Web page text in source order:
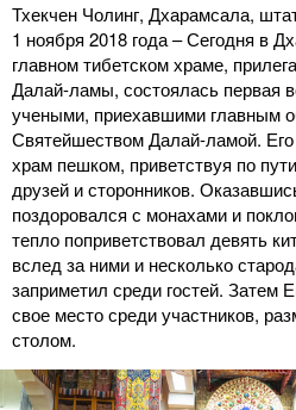
Тхекчен Чолинг, Дхарамсала,
1 ноября 2018 года – Сегодня в
главном тибетском храме,
Далай-ламы, состоялась первая
учеными, приехавшими главным
Святейшеством Далай-ламой.
храм пешком, приветствуя по
друзей и сторонников.
поздоровался с монахами и
тепло поприветствовал девять
вслед за ними и несколько
заприметил среди гостей. Затем
свое место среди участников,
столом.